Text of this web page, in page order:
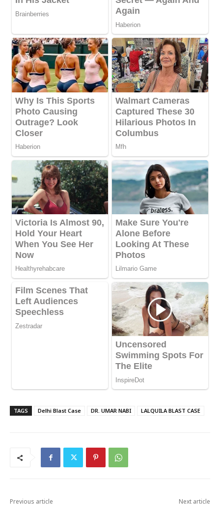
TAGS Delhi Blast Case DR. UMAR NABI LALQUILA BLAST CASE
Previous article Next article